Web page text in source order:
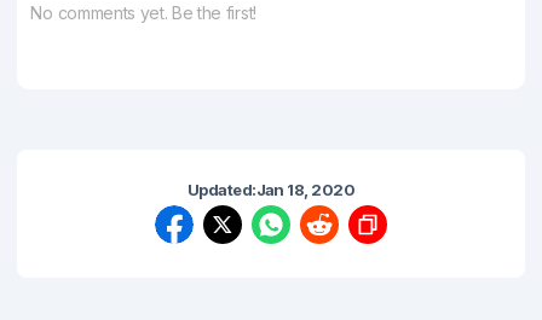
No comments yet. Be the first!
Updated:Jan 18, 2020